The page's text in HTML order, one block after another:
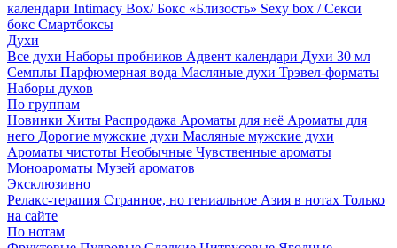
календари Intimacy Box/ Бокс «Близость» Sexy box / Секси
бокс Смартбоксы
Духи
Все духи Наборы пробников Адвент календари Духи 30 мл
Семплы Парфюмерная вода Масляные духи Трэвел-форматы
Наборы духов
По группам
Новинки Хиты Распродажа Ароматы для неё Ароматы для
него Дорогие мужские духи Масляные мужские духи
Ароматы чистоты Необычные Чувственные ароматы
Моноароматы Музей ароматов
Эксклюзивно
Релакс-терапия Странное, но гениальное Азия в нотах Только
на сайте
По нотам